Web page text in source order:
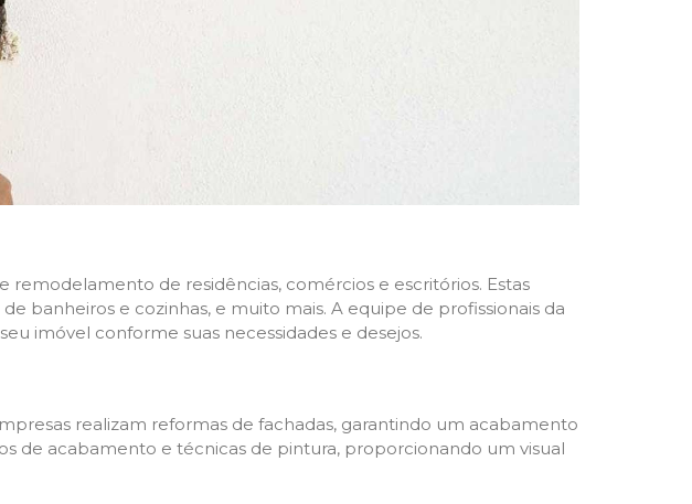
remodelamento de residências, comércios e escritórios. Estas
banheiros e cozinhas, e muito mais. A equipe de profissionais da
imóvel conforme suas necessidades e desejos.
realizam reformas de fachadas, garantindo um acabamento
de acabamento e técnicas de pintura, proporcionando um visual